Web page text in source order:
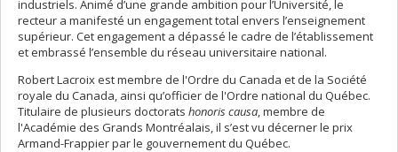
industriels. Animé d’une grande ambition pour l’Université, le
recteur a manifesté un engagement total envers l’enseignement
supérieur. Cet engagement a dépassé le cadre de l’établissement
et embrassé l’ensemble du réseau universitaire national.
Robert Lacroix est membre de l'Ordre du Canada et de la Société
royale du Canada, ainsi qu’officier de l'Ordre national du Québec.
Titulaire de plusieurs doctorats honoris causa, membre de
l'Académie des Grands Montréalais, il s’est vu décerner le prix
Armand-Frappier par le gouvernement du Québec.